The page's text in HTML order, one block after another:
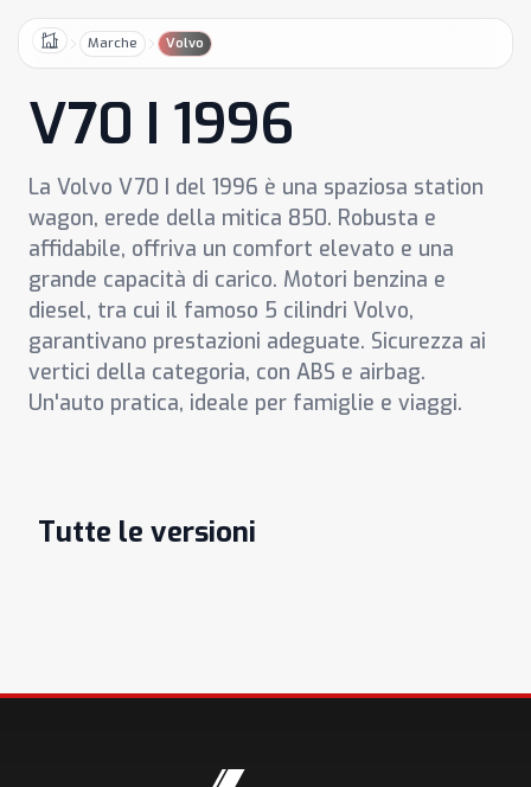
HomeMarche Volvo
V70 I 1996
La Volvo V70 I del 1996 è una spaziosa station
wagon, erede della mitica 850. Robusta e
affidabile, offriva un comfort elevato e una
grande capacità di carico. Motori benzina e
diesel, tra cui il famoso 5 cilindri Volvo,
garantivano prestazioni adeguate. Sicurezza ai
vertici della categoria, con ABS e airbag.
Un'auto pratica, ideale per famiglie e viaggi.
Tutte le versioni